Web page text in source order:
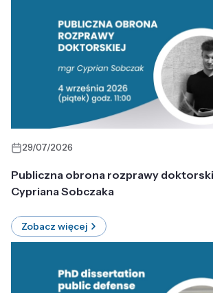
29/07/2026
Publiczna obrona rozprawy
Cypriana Sobczaka
Zobacz więcej